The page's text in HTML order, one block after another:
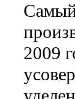
Самый
2009